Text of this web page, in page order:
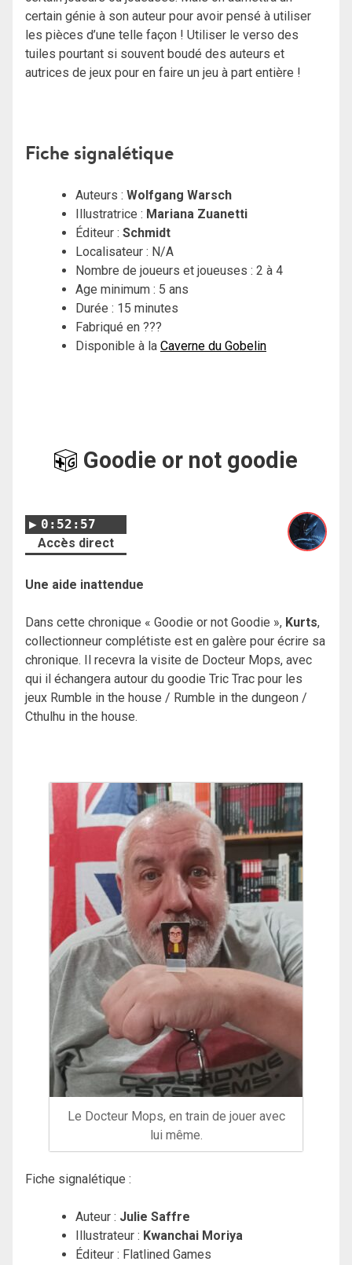
certain génie à son auteur pour avoir pensé à utiliser
les pièces d’une telle façon ! Utiliser le verso des
tuiles pourtant si souvent boudé des auteurs et
autrices de jeux pour en faire un jeu à part entière !
Fiche signalétique
Auteurs : Wolfgang Warsch
Illustratrice : Mariana Zuanetti
Éditeur : Schmidt
Localisateur : N/A
Nombre de joueurs et joueuses : 2 à 4
Age minimum : 5 ans
Durée : 15 minutes
Fabriqué en ???
Disponible à la Caverne du Gobelin
Goodie or not goodie
0:52:57
Accès direct
Une aide inattendue
Dans cette chronique « Goodie or not Goodie », Kurts,
collectionneur complétiste est en galère pour écrire sa
chronique. Il recevra la visite de Docteur Mops, avec
qui il échangera autour du goodie Tric Trac pour les
jeux Rumble in the house / Rumble in the dungeon /
Cthulhu in the house.
Le Docteur Mops, en train de jouer avec
lui même.
Fiche signalétique :
Auteur : Julie Saffre
Illustrateur : Kwanchai Moriya
Éditeur : Flatlined Games